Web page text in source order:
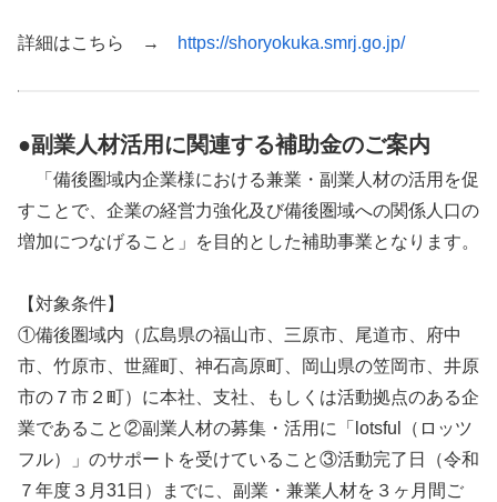
詳細はこちら → https://shoryokuka.smrj.go.jp/
●副業人材活用に関連する補助金のご案内
「備後圏域内企業様における兼業・副業人材の活用を促
すことで、企業の経営力強化及び備後圏域への関係人口の
増加につなげること」を目的とした補助事業となります。
【対象条件】
①備後圏域内（広島県の福山市、三原市、尾道市、府中
市、竹原市、世羅町、神石高原町、岡山県の笠岡市、井原
市の７市２町）に本社、支社、もしくは活動拠点のある企
業であること②副業人材の募集・活用に「lotsful（ロッツ
フル）」のサポートを受けていること③活動完了日（令和
７年度３月31日）までに、副業・兼業人材を３ヶ月間ご